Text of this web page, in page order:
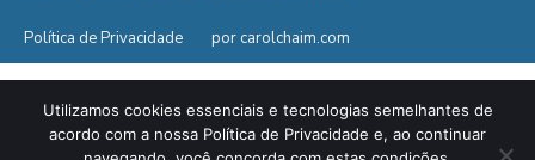
Política de Privacidade por carolchaim.com
Utilizamos cookies essenciais e tecnologias semelhantes de
acordo com a nossa Política de Privacidade e, ao continuar